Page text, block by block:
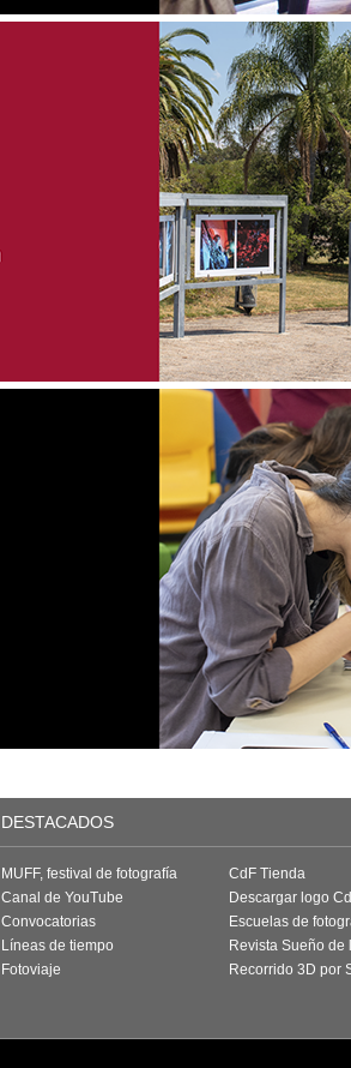
DESTACADOS
MUFF, festival de fotografía
Canal de YouTube
Convocatorias
Líneas de tiempo
Fotoviaje
CdF Tienda
Descargar logo
Escuelas de
Revista Sueño de
Recorrido 3D por